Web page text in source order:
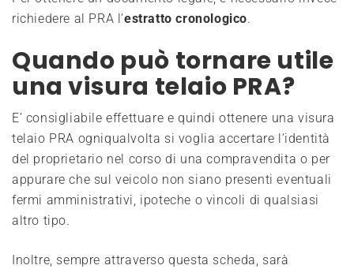
richiedere al PRA l’estratto cronologico.
Quando può tornare utile
una visura telaio PRA?
E’ consigliabile effettuare e quindi ottenere una visura
telaio PRA ogniqualvolta si voglia accertare l’identità
del proprietario nel corso di una compravendita o per
appurare che sul veicolo non siano presenti eventuali
fermi amministrativi, ipoteche o vincoli di qualsiasi
altro tipo.
Inoltre, sempre attraverso questa scheda, sarà